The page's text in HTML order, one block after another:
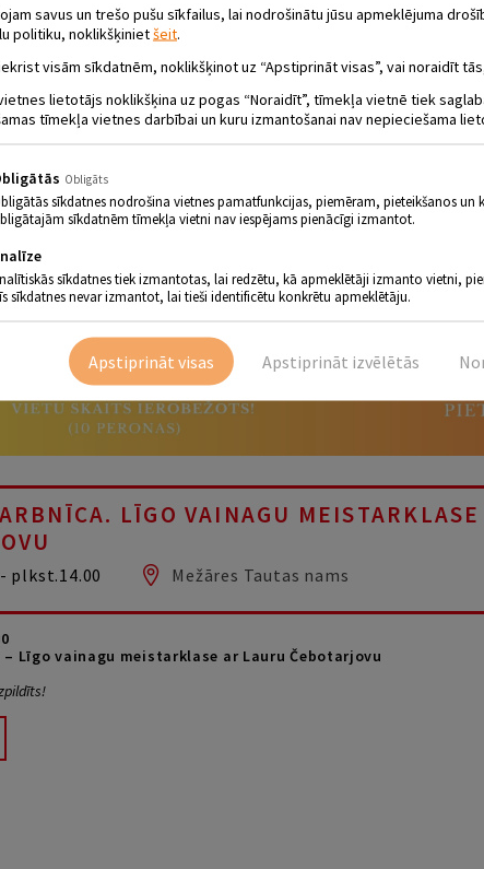
LĪGO VAINAGU
plkst.14.00 Mežāres Tautas nams
Līgo vainagu meistarklase ar Lauru Čebotarjovu
savus un trešo pušu sīkfailus, lai nodrošinātu jūsu apmeklējuma
politiku, noklikšķinietšeit.
visām sīkdatnēm, noklikšķinot uz “Apstiprināt visas”, vai noraidīt
lietotājs noklikšķina uz pogas “Noraidīt”, tīmekļa vietnē tiek
tīmekļa vietnes darbībai un kuru izmantošanai nav nepieciešama
Obligāts
sīkdatnes nodrošina vietnes pamatfunkcijas, piemēram, pieteikšanos un
sīkdatnēm tīmekļa vietni nav iespējams pienācīgi izmantot.
sīkdatnes tiek izmantotas, lai redzētu, kā apmeklētāji izmanto vietni,
sīkdatnes nevar izmantot, lai tieši identificētu konkrētu apmeklētāju.
Apstiprināt izvēlētās
Apstiprināt visas